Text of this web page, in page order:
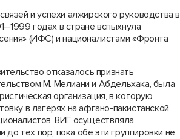
и успехи алжирского руководства в
годах в стране вспыхнула
(ИФС) и националистами «Фронта
отказалось признать
М. Мелиани и Абдельхака, была
организация, в которую
в лагерях на афгано-пакистанской
ВИГ осуществляла
тех пор, пока обе эти группировки не